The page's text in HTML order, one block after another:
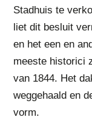
Stadhuis te
liet dit besluit
en het een en
meeste historici
van 1844. Het
weggehaald en
vorm.